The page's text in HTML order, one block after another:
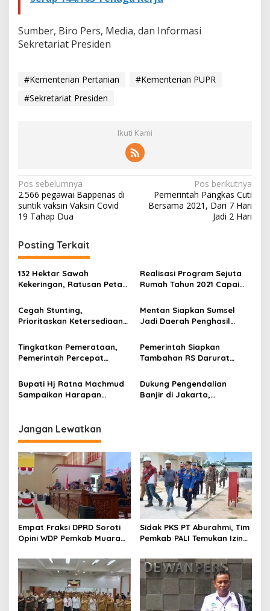
Sumber, Biro Pers, Media, dan Informasi
Sekretariat Presiden
#Kementerian Pertanian
#Kementerian PUPR
#Sekretariat Presiden
Ikuti Kami
N
a
v
i
g
a
s
i
p
s
Pos sebelumnya
2.566 pegawai Bappenas di
suntik vaksin Vaksin Covid
19 Tahap Dua
Pos berikutnya
Pemerintah Pangkas Cuti
Bersama 2021, Dari 7 Hari
Jadi 2 Hari
Posting Terkait
132 Hektar Sawah
Kekeringan, Ratusan Petani
Realisasi Program Sejuta
Rumah Tahun 2021 Capai
Cegah Stunting,
Prioritaskan Ketersediaan
yang Baik
Mentan Siapkan Sumsel
Jadi Daerah Penghasil
Tembus Pasar Dunia
Tingkatkan Pemerataan,
Pemerintah Percepat
Infrastruktur Papua dan
Papua Barat
Pemerintah Siapkan
Tambahan RS Darurat
Perkotaan
Bupati Hj Ratna Machmud
Sampaikan Harapan
Dukung Pengendalian
Banjir di Jakarta,
Jangan Lewatkan
Empat Fraksi DPRD Soroti
Opini WDP Pemkab Muara
Kelola Keuangan
Sidak PKS PT Aburahmi, Tim
Pemkab PALI Temukan Izin